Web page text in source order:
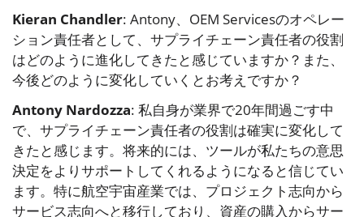
Kieran Chandler: Antony、OEM Servicesのオペレー
ション責任者として、サプライチェーン責任者の役割
はどのように進化してきたと感じていますか？また、
今後どのように変化していくとお考えですか？
Antony Nardozza: 私自身が業界で20年間過ごす中
で、サプライチェーン責任者の役割は確実に変化して
きたと感じます。将来的には、ツールが私たちの意思
決定をよりサポートしてくれるようになると信じてい
ます。特に航空宇宙産業では、プロジェクト志向から
サービス志向へと移行しており、資産の購入からサー